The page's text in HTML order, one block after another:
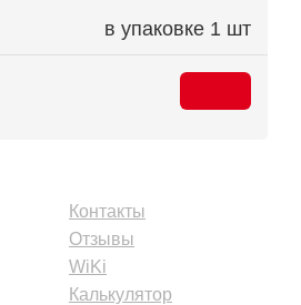
в упаковке 1 шт
Контакты
Отзывы
WiKi
Калькулятор